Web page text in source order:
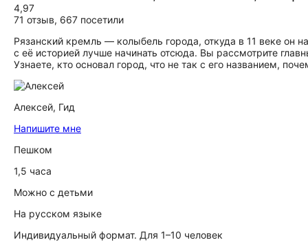
4,97
71 отзыв, 667 посетили
Рязанский кремль — колыбель города, откуда в 11 веке он
с её историей лучше начинать отсюда. Вы рассмотрите
Узнаете, кто основал город, что не так с его названием,
Алексей, Гид
Напишите мне
Пешком
1,5 часа
Можно с детьми
На русском языке
Индивидуальный формат. Для 1–10 человек